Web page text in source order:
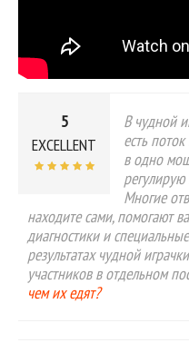
5
EXCELLENT
В чудной
есть
в одно
Многие
находите сами, помогают
диагностики и
результатах чудной
участников в отдельном
чем их едят?